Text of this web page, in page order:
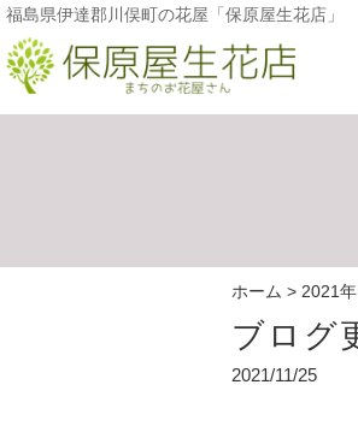
福島県伊達郡川俣町の花屋「保原屋生花店」
ホーム > 2021年
ブログ
2021/11/25